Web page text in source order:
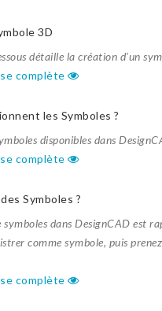
3D
détaille la création d'un
complète
les Symboles ?
disponibles dans
complète
Symboles ?
dans DesignCAD est
comme symbole, puis
complète